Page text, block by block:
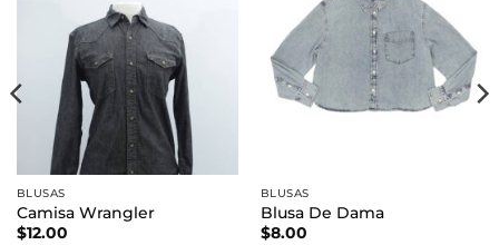
lista de
deseos
BLUSAS
Camisa Wrangler
$12.00
Añadir
a la
lista de
deseos
BLUSAS
Blusa De Dama
$8.00